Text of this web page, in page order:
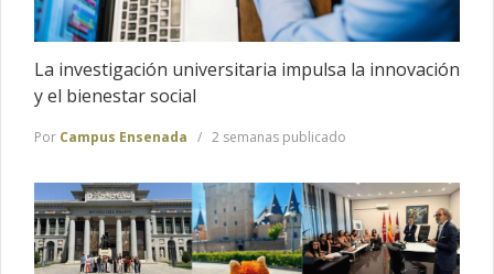
La investigación universitaria impulsa la innovación
y el bienestar social
Por Campus Ensenada 2 semanas publicado